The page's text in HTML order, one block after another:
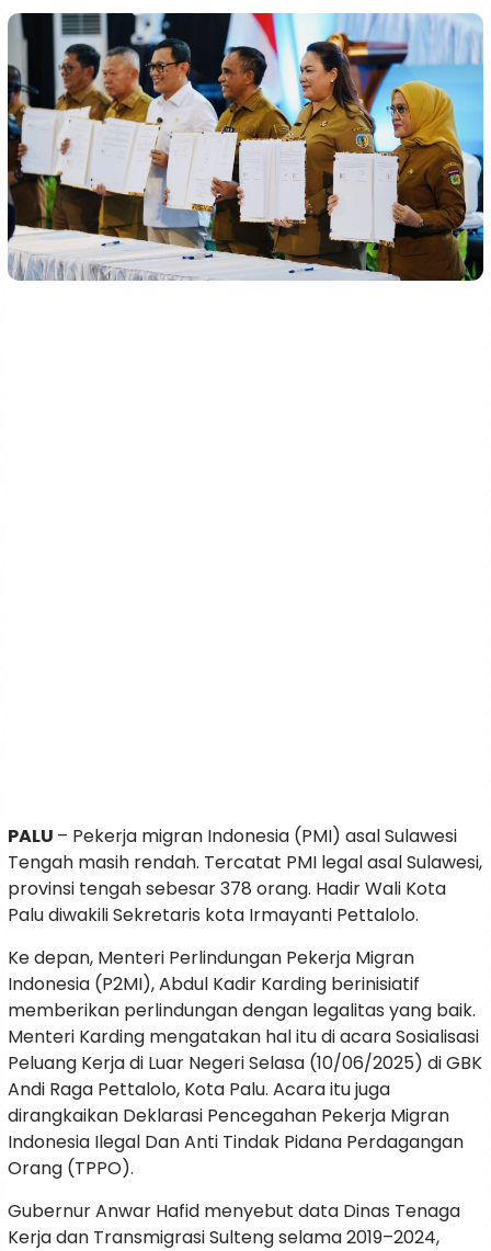
PALU – Pekerja migran Indonesia (PMI) asal Sulawesi
Tengah masih rendah. Tercatat PMI legal asal Sulawesi,
provinsi tengah sebesar 378 orang. Hadir Wali Kota
Palu diwakili Sekretaris kota Irmayanti Pettalolo.
Ke depan, Menteri Perlindungan Pekerja Migran
Indonesia (P2MI), Abdul Kadir Karding berinisiatif
memberikan perlindungan dengan legalitas yang baik.
Menteri Karding mengatakan hal itu di acara Sosialisasi
Peluang Kerja di Luar Negeri Selasa (10/06/2025) di GBK
Andi Raga Pettalolo, Kota Palu. Acara itu juga
dirangkaikan Deklarasi Pencegahan Pekerja Migran
Indonesia Ilegal Dan Anti Tindak Pidana Perdagangan
Orang (TPPO).
Gubernur Anwar Hafid menyebut data Dinas Tenaga
Kerja dan Transmigrasi Sulteng selama 2019–2024,